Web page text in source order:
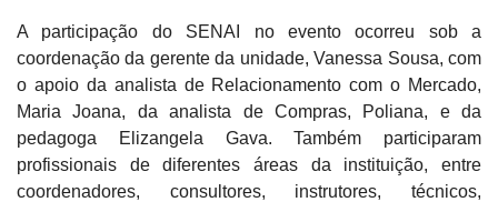
A participação do SENAI no evento ocorreu sob a
coordenação da gerente da unidade, Vanessa Sousa, com
o apoio da analista de Relacionamento com o Mercado,
Maria Joana, da analista de Compras, Poliana, e da
pedagoga Elizangela Gava. Também participaram
profissionais de diferentes áreas da instituição, entre
coordenadores, consultores, instrutores, técnicos,